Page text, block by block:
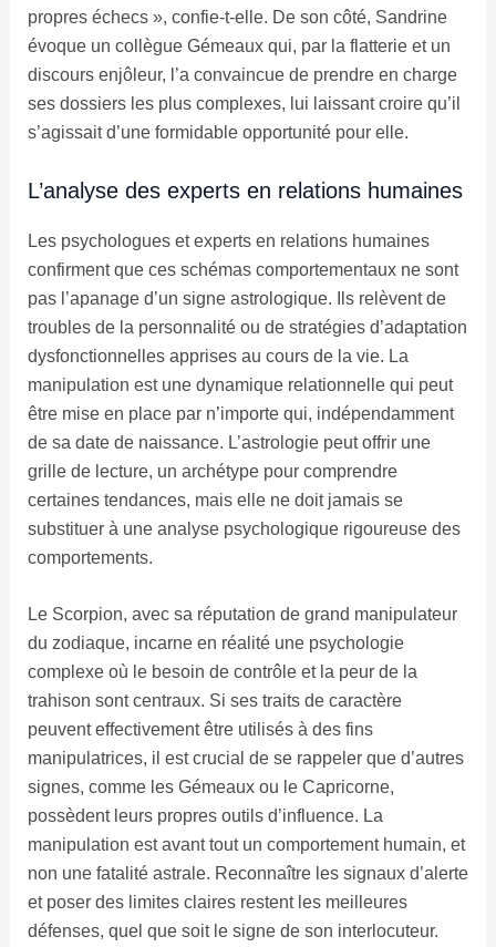
propres échecs », confie-t-elle. De son côté, Sandrine
évoque un collègue Gémeaux qui, par la flatterie et un
discours enjôleur, l’a convaincue de prendre en charge
ses dossiers les plus complexes, lui laissant croire qu’il
s’agissait d’une formidable opportunité pour elle.
L’analyse des experts en relations humaines
Les psychologues et experts en relations humaines
confirment que ces schémas comportementaux ne sont
pas l’apanage d’un signe astrologique. Ils relèvent de
troubles de la personnalité ou de stratégies d’adaptation
dysfonctionnelles apprises au cours de la vie. La
manipulation est une dynamique relationnelle qui peut
être mise en place par n’importe qui, indépendamment
de sa date de naissance. L’astrologie peut offrir une
grille de lecture, un archétype pour comprendre
certaines tendances, mais elle ne doit jamais se
substituer à une analyse psychologique rigoureuse des
comportements.
Le Scorpion, avec sa réputation de grand manipulateur
du zodiaque, incarne en réalité une psychologie
complexe où le besoin de contrôle et la peur de la
trahison sont centraux. Si ses traits de caractère
peuvent effectivement être utilisés à des fins
manipulatrices, il est crucial de se rappeler que d’autres
signes, comme les Gémeaux ou le Capricorne,
possèdent leurs propres outils d’influence. La
manipulation est avant tout un comportement humain, et
non une fatalité astrale. Reconnaître les signaux d’alerte
et poser des limites claires restent les meilleures
défenses, quel que soit le signe de son interlocuteur.